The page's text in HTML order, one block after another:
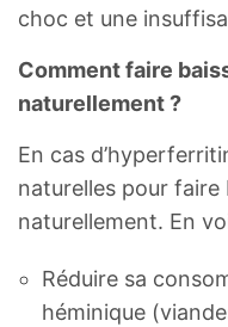
choc et une
Comment faire
naturellement ?
En cas
naturelles pour
naturellement. En
Réduire sa
héminique